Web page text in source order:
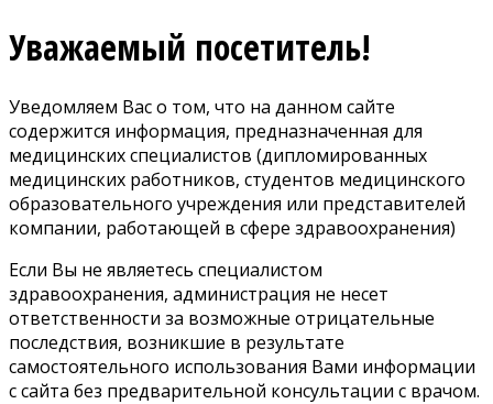
Уважаемый посетитель!
Уведомляем Вас о том, что на данном сайте
содержится информация, предназначенная для
медицинских специалистов (дипломированных
медицинских работников, студентов медицинского
образовательного учреждения или представителей
компании, работающей в сфере здравоохранения)
Если Вы не являетесь специалистом
здравоохранения, администрация не несет
ответственности за возможные отрицательные
последствия, возникшие в результате
самостоятельного использования Вами информации
с сайта без предварительной консультации с врачом.